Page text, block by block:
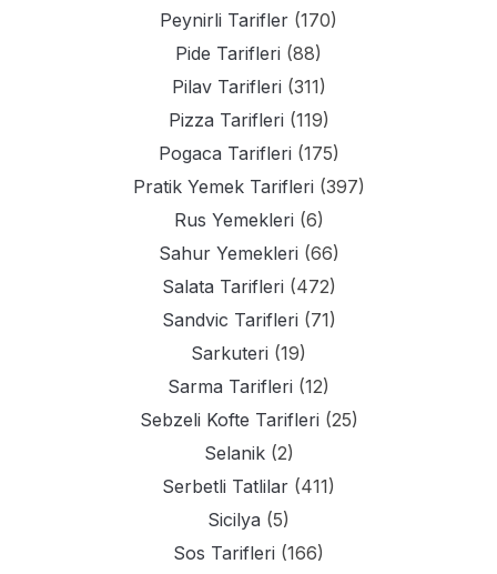
Peynirli Tarifler (170)
Pide Tarifleri (88)
Pilav Tarifleri (311)
Pizza Tarifleri (119)
Pogaca Tarifleri (175)
Pratik Yemek Tarifleri (397)
Rus Yemekleri (6)
Sahur Yemekleri (66)
Salata Tarifleri (472)
Sandvic Tarifleri (71)
Sarkuteri (19)
Sarma Tarifleri (12)
Sebzeli Kofte Tarifleri (25)
Selanik(2)
Serbetli Tatlilar (411)
Sicilya (5)
Sos Tarifleri (166)